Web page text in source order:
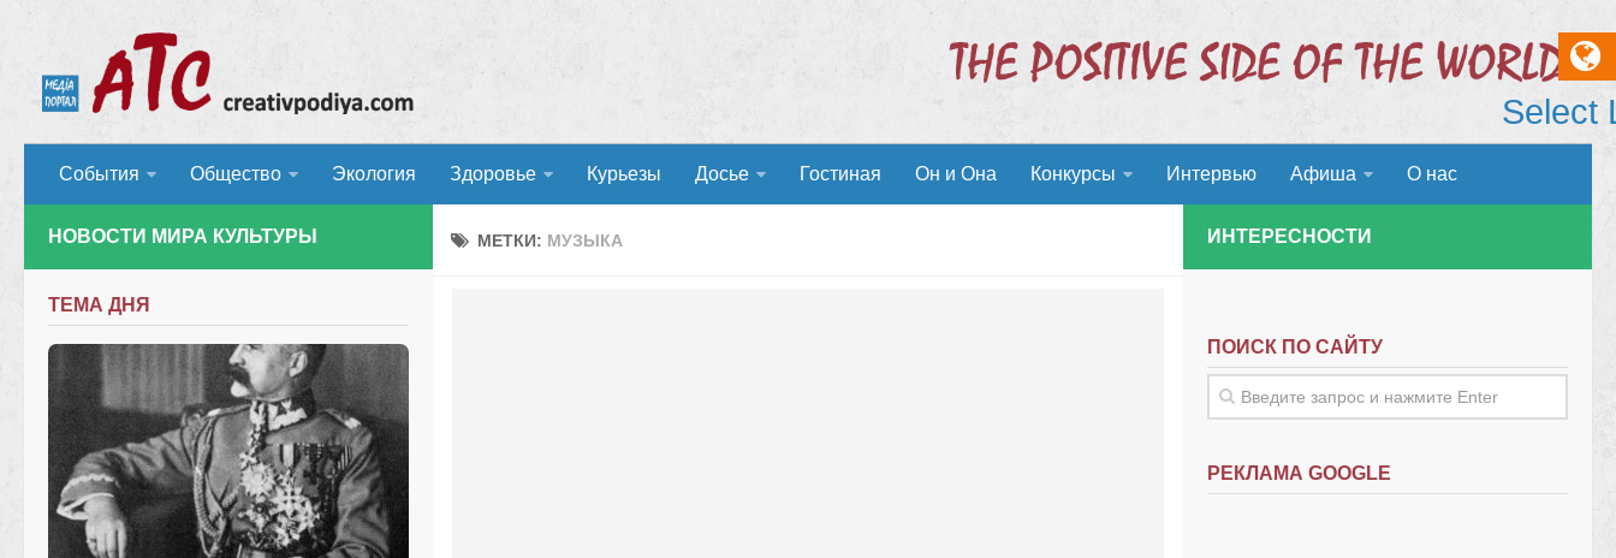
События Общество Экология Здоровье Курьезы Досье Гостиная Он и Она Конкурсы Интервью Афиша О нас
МЕТКИ: МУЗЫКА
НОВОСТИ МИРА КУЛЬТУРЫ
ТЕМА ДНЯ
ИНТЕРЕСНОСТИ
ПОИСК ПО САЙТУ
РЕКЛАМА GOOGLE
Select